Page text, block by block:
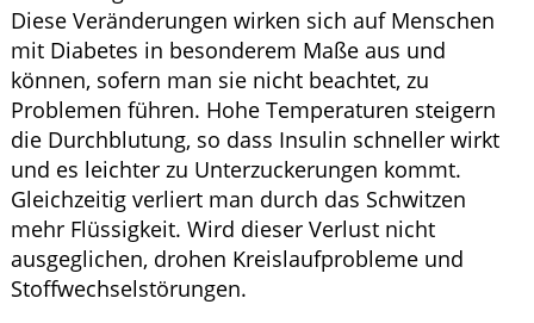
Diese Veränderungen wirken sich auf Menschen
mit Diabetes in besonderem Maße aus und
können, sofern man sie nicht beachtet, zu
Problemen führen. Hohe Temperaturen steigern
die Durchblutung, so dass Insulin schneller wirkt
und es leichter zu Unterzuckerungen kommt.
Gleichzeitig verliert man durch das Schwitzen
mehr Flüssigkeit. Wird dieser Verlust nicht
ausgeglichen, drohen Kreislaufprobleme und
Stoffwechselstörungen.